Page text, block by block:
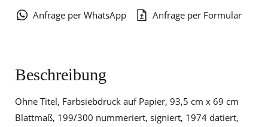
Anfrage per WhatsApp Anfrage per Formular
Beschreibung
Ohne Titel, Farbsiebdruck auf Papier, 93,5 cm x 69 cm
Blattmaß, 199/300 nummeriert, signiert, 1974 datiert,